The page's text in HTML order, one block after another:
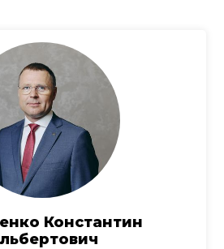
Константин